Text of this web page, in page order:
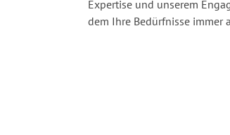
Expertise und unserem
dem Ihre Bedürfnisse immer